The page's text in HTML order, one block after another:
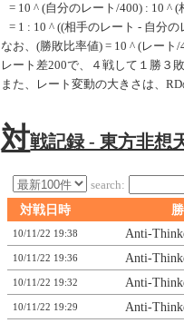
= 10 ^ (自分のレート/400) : 10 ^ (
= 1 : 10 ^ ((相手のレート - 自分の
なお、(勝敗比率値) = 10 ^ (レート/
レート差200で、４戦して１勝３
また、レート変動の大きさは、
対戦記録 - 東方非想
search:
対戦日時
10/11/22 19:38 Anti-
10/11/22 19:36 Anti-
10/11/22 19:32 Anti-
10/11/22 19:29 Anti-